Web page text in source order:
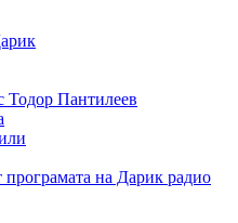
Тодор Пантилеев
на Дарик радио